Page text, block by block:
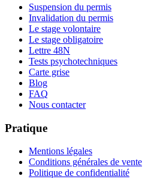
Suspension du permis
Invalidation du permis
Le stage volontaire
Le stage obligatoire
Lettre 48N
Tests psychotechniques
Carte grise
Blog
FAQ
Nous contacter
Pratique
Mentions légales
Conditions générales de vente
Politique de confidentialité